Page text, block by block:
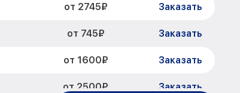
от 2745₽ Заказать
от 745₽ Заказать
от 1600₽ Заказать
от 2500₽ Заказать